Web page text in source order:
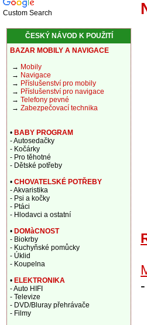
-
Custom Search
ČESKÝ NÁVOD K POUŽITÍ
BAZAR MOBILY A NAVIGACE
→ Mobily
→ Navigace
→ Příslušenství pro mobily
→ Příslušenství pro navigace
→ Telefony pevné
→ Zabezpečovací technika
• BABY PROGRAM
- Autosedačky
- Kočárky
- Pro těhotné
- Dětské potřeby
• CHOVATELSKÉ POTŘEBY
- Akvaristika
- Psi a kočky
- Ptáci
- Hlodavci a ostatní
• DOMàCNOST
- Biokrby
- Kuchyňské pomůcky
- Úklid
- Koupelna
• ELEKTRONIKA
- Auto HIFI
- Televize
- DVD/Bluray přehrávače
- Filmy